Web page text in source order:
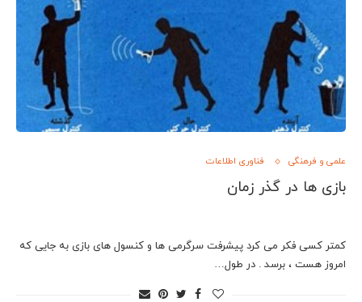
علمی و فرهنگی فناوری اطلاعات
بازی ها در گذر زمان
کمتر کسی فکر می کرد پیشرفت سرگرمی ها و کنسول های بازی به جایی که
امروز هست ، برسد . در طول…